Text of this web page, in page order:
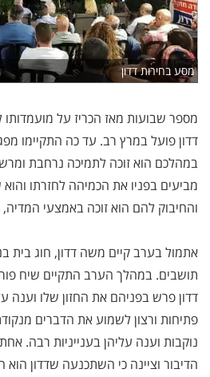
מסע בחירות דדון
מספר שבועות מאז הכריז על
דדון פועל במרץ רב. עד כה התקיימו
במהלכם הוא זוכה לתמיכה נרחבת
מביעים בפניו את הכמיהה לחזרתו
והחיבוק להם הוא זוכה באמצעי המדיה,
אתמול בערב קיים משה דדון, חוג בית
תושבים. במהלך הערב התקיים שיח
דדון פרש בפניהם את החזון שלו וענה
פתיחות ורצון לשמוע את הדברים
נוקבות וענה עליהן בענייניות רבה.
הדיבור וציינה כי השתכנעה שדדון הוא